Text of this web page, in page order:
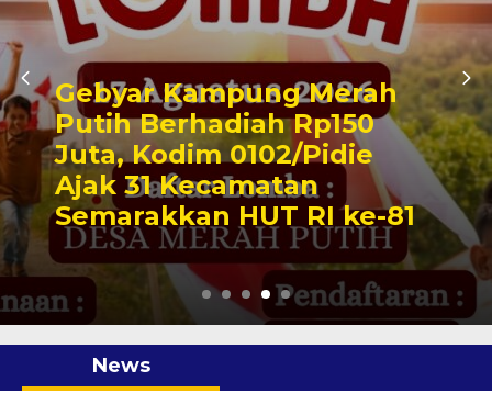
Gebyar Kampung Merah
Putih Berhadiah Rp150
Juta, Kodim 0102/Pidie
Ajak 31 Kecamatan
Semarakkan HUT RI ke-81
News